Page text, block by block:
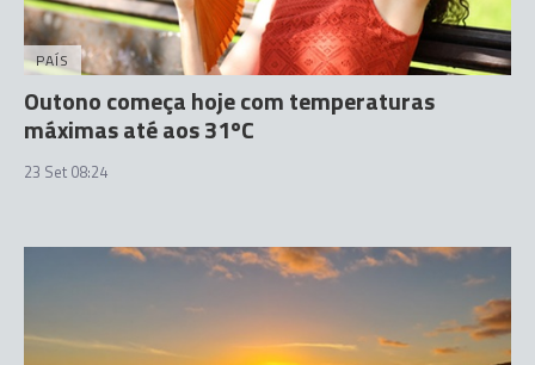
PAÍS
Outono começa hoje com temperaturas
máximas até aos 31ºC
23 Set 08:24